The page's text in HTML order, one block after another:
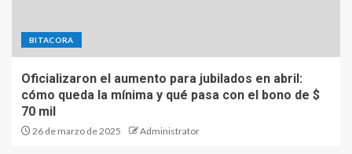
BITACORA
Oficializaron el aumento para jubilados en abril:
cómo queda la mínima y qué pasa con el bono de $
70 mil
26 de marzo de 2025 Administrator